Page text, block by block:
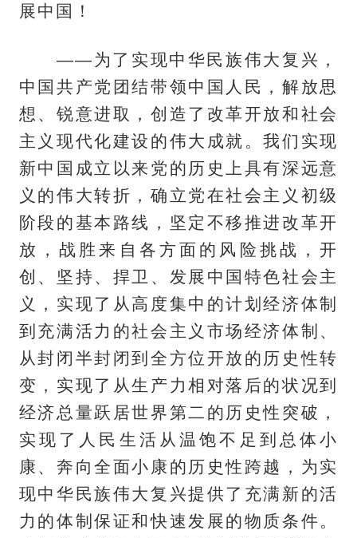
展中国！
——为了实现中华民族伟大复兴，
中国共产党团结带领中国人民，解放思
想、锐意进取，创造了改革开放和社会
主义现代化建设的伟大成就。我们实现
新中国成立以来党的历史上具有深远意
义的伟大转折，确立党在社会主义初级
阶段的基本路线，坚定不移推进改革开
放，战胜来自各方面的风险挑战，开
创、坚持、捍卫、发展中国特色社会主
义，实现了从高度集中的计划经济体制
到充满活力的社会主义市场经济体制、
从封闭半封闭到全方位开放的历史性转
变，实现了从生产力相对落后的状况到
经济总量跃居世界第二的历史性突破，
实现了人民生活从温饱不足到总体小
康、奔向全面小康的历史性跨越，为实
现中华民族伟大复兴提供了充满新的活
力的体制保证和快速发展的物质条件。